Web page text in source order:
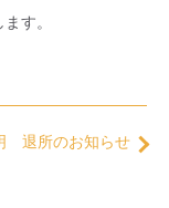
す。
退所のお知らせ